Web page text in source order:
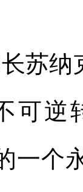
纳
可逆
一个